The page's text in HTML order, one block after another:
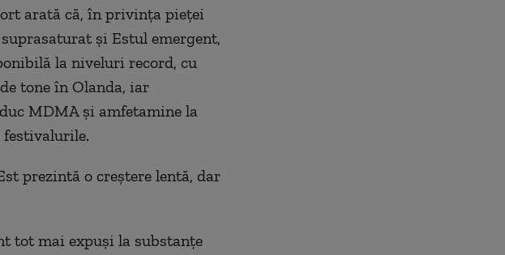
arată că, în privinţa pieţei
şi Estul emergent,
la niveluri record, cu
tone în Olanda, iar
MDMA şi amfetamine la
festivalurile.
prezintă o creştere lentă, dar
tot mai expuşi la substanţe